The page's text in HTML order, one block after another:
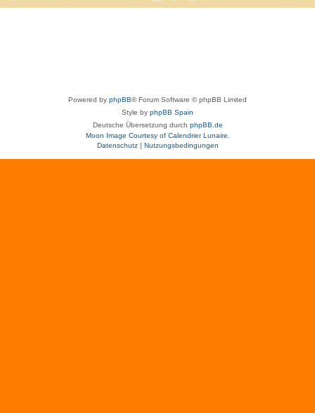
Powered by phpBB® Forum Software © phpBB Limited
Style by phpBB Spain
Deutsche Übersetzung durch phpBB.de
Moon Image Courtesy of Calendrier Lunaire.
Datenschutz| Nutzungsbedingungen